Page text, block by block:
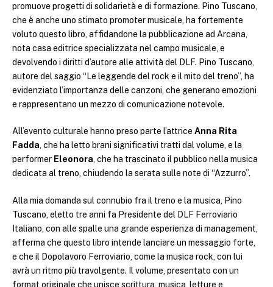
promuove progetti di solidarietà e di formazione. Pino Tuscano,
che è anche uno stimato promoter musicale, ha fortemente
voluto questo libro, affidandone la pubblicazione ad Arcana,
nota casa editrice specializzata nel campo musicale, e
devolvendo i diritti d’autore alle attività del DLF. Pino Tuscano,
autore del saggio “Le leggende del rock e il mito del treno”, ha
evidenziato l’importanza delle canzoni, che generano emozioni
e rappresentano un mezzo di comunicazione notevole.
All’evento culturale hanno preso parte l’attrice Anna Rita
Fadda, che ha letto brani significativi tratti dal volume, e la
performer Eleonora, che ha trascinato il pubblico nella musica
dedicata al treno, chiudendo la serata sulle note di “Azzurro”.
Alla mia domanda sul connubio fra il treno e la musica, Pino
Tuscano, eletto tre anni fa Presidente del DLF Ferroviario
Italiano, con alle spalle una grande esperienza di management,
afferma che questo libro intende lanciare un messaggio forte,
e che il Dopolavoro Ferroviario, come la musica rock, con lui
avrà un ritmo più travolgente. Il volume, presentato con un
format originale che unisce scrittura, musica, letture e